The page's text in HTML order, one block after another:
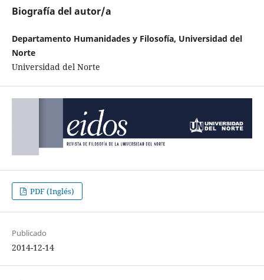
Biografía del autor/a
Departamento Humanidades y Filosofía, Universidad del
Norte
Universidad del Norte
PDF (Inglés)
Publicado
2014-12-14